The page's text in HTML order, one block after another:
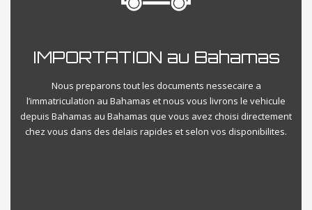
IMPORTATION au Bahamas
Nous preparons tout les documents nessecaire a
l’immatriculation au Bahamas et nous vous livrons le vehicule
depuis Bahamas au Bahamas que vous avez choisi directement
chez vous dans des delais rapides et selon vos disponibilites.